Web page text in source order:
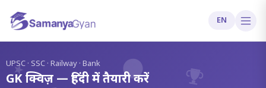
EN
?
UPSC · SSC · Railway · Bank
GK क्विज़ — हिंदी में तैयारी करें